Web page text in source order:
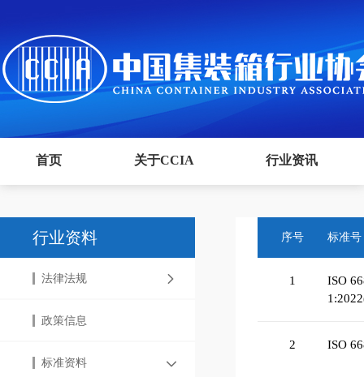
首页 关于CCIA 行业资讯
行业资料
法律法规
政策信息
标准资料
序号 标准号
1
ISO
2 ISO